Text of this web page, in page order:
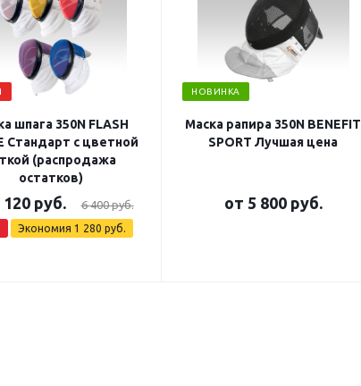
шпага 350N FLASH
Стандарт с цветной
(распродажа
остатков)
120 руб. 6 400 руб.
Экономия 1 280 руб.
НОВИНКА
Маска рапира 350N BENEFIT
SPORT Лучшая цена
от 5 800 руб.